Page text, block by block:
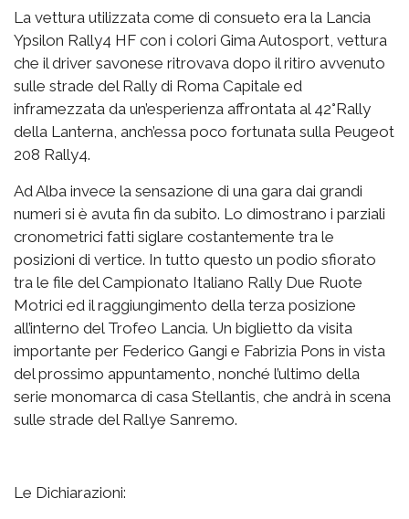
La vettura utilizzata come di consueto era la Lancia
Ypsilon Rally4 HF con i colori Gima Autosport, vettura
che il driver savonese ritrovava dopo il ritiro avvenuto
sulle strade del Rally di Roma Capitale ed
inframezzata da un’esperienza affrontata al 42°Rally
della Lanterna, anch’essa poco fortunata sulla Peugeot
208 Rally4.
Ad Alba invece la sensazione di una gara dai grandi
numeri si è avuta fin da subito. Lo dimostrano i parziali
cronometrici fatti siglare costantemente tra le
posizioni di vertice. In tutto questo un podio sfiorato
tra le file del Campionato Italiano Rally Due Ruote
Motrici ed il raggiungimento della terza posizione
all’interno del Trofeo Lancia. Un biglietto da visita
importante per Federico Gangi e Fabrizia Pons in vista
del prossimo appuntamento, nonché l’ultimo della
serie monomarca di casa Stellantis, che andrà in scena
sulle strade del Rallye Sanremo.
Le Dichiarazioni: